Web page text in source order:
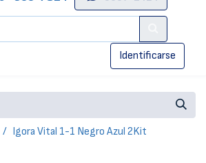
Identificarse
Igora Vital 1-1 Negro Azul 2Kit